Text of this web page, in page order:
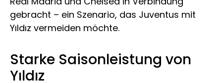
gebracht – ein Szenario, das Juventus mit
Yıldız vermeiden möchte.
Starke Saisonleistung von
Yıldız